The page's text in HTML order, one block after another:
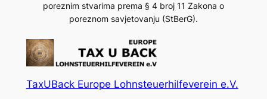
poreznim stvarima prema § 4 broj 11 Zakona o
poreznom savjetovanju (StBerG).
TaxUBack Europe Lohnsteuerhilfeverein e.V.